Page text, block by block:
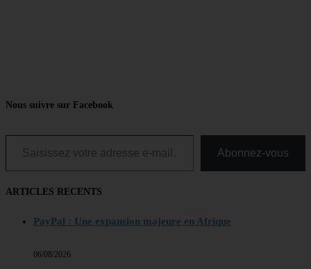
Nous suivre sur Facebook
Saisissez votre adresse e-mail…
Abonnez-vous
ARTICLES RECENTS
PayPal : Une expansion majeure en Afrique
06/08/2026